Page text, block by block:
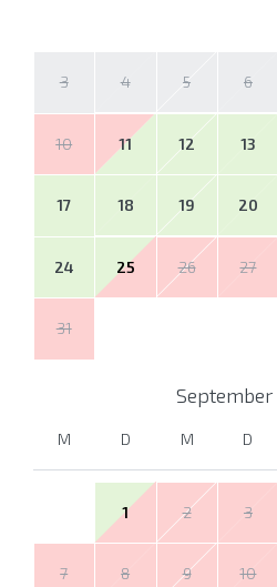
3 4 5 6
10 11 12 13
17 18 19 20
24 25 26 27
31
September
M D M D
1 2 3
7 8 9 10